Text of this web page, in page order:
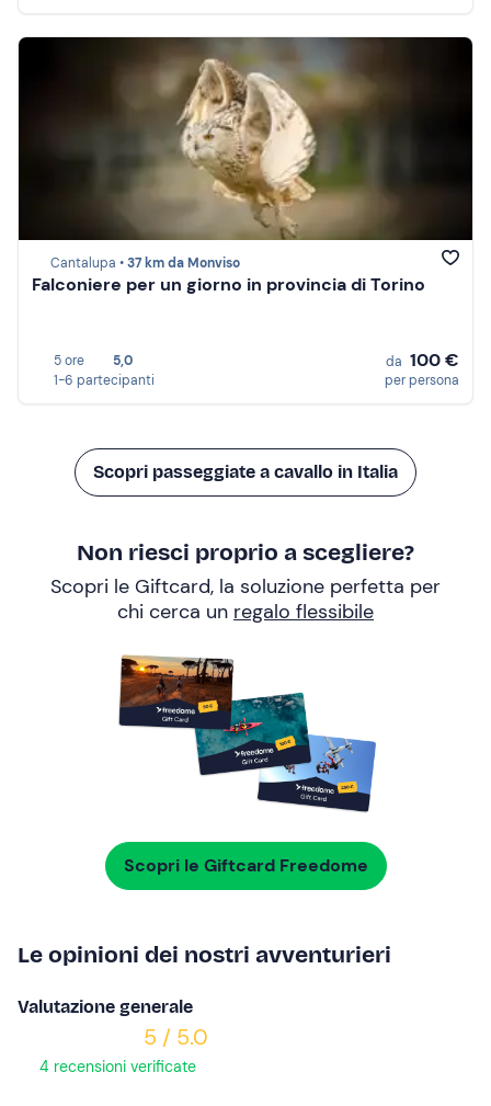
Cantalupa •37 km da Monviso
Falconiere per un giorno in provincia di Torino
5 ore
5,0
1-6 partecipanti
da 100 €
per persona
Scopri passeggiate a cavallo in Italia
Non riesci proprio a scegliere?
Scopri le Giftcard, la soluzione perfetta per
chi cerca un regalo flessibile
Scopri le Giftcard Freedome
Le opinioni dei nostri avventurieri
Valutazione generale
5 / 5.0
4 recensioni verificate